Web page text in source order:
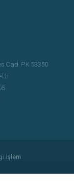
Cad. P.K 53350
İşlem